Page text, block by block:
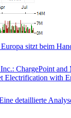
sitzt beim
ChargePoint and
Electrification with
detaillierte